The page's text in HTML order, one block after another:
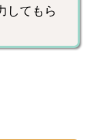
してもら